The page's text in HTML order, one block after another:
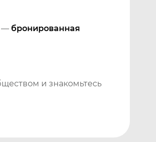
— бронированная
и знакомьтесь